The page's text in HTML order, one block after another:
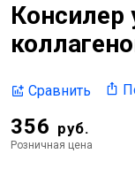
Сравнить
356 руб.
Розничная цена